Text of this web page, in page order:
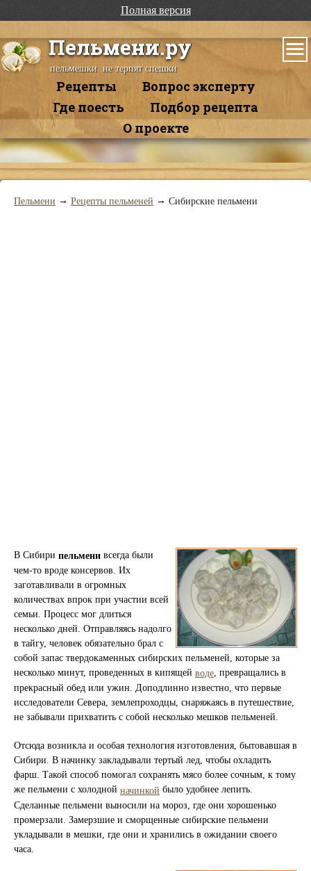
Полная версия
Пельмени.ру
пельмешки не терпят спешки
Рецепты
Вопрос эксперту
Где поесть
Подбор рецепта
О проекте
Пельмени → Рецепты пельменей → Сибирские пельмени
В Сибири пельмени всегда были
чем-то вроде консервов. Их
заготавливали в огромных
количествах впрок при участии всей
семьи. Процесс мог длиться
несколько дней. Отправляясь надолго
в тайгу, человек обязательно брал с
собой запас твердокаменных сибирских пельменей, которые за
несколько минут, проведенных в кипящей воде, превращались в
прекрасный обед или ужин. Доподлинно известно, что первые
исследователи Севера, землепроходцы, снаряжаясь в путешествие,
не забывали прихватить с собой несколько мешков пельменей.
Отсюда возникла и особая технология изготовления, бытовавшая в
Сибири. В начинку закладывали тертый лед, чтобы охладить
фарш. Такой способ помогал сохранять мясо более сочным, к тому
же пельмени с холодной начинкой было удобнее лепить.
Сделанные пельмени выносили на мороз, где они хорошенько
промерзали. Замерзшие и сморщенные сибирские пельмени
укладывали в мешки, где они и хранились в ожидании своего
часа.